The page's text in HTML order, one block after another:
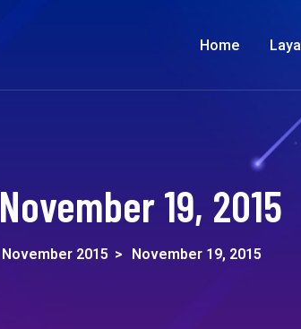
Home
November 19, 2015
November 2015 > November 19, 2015